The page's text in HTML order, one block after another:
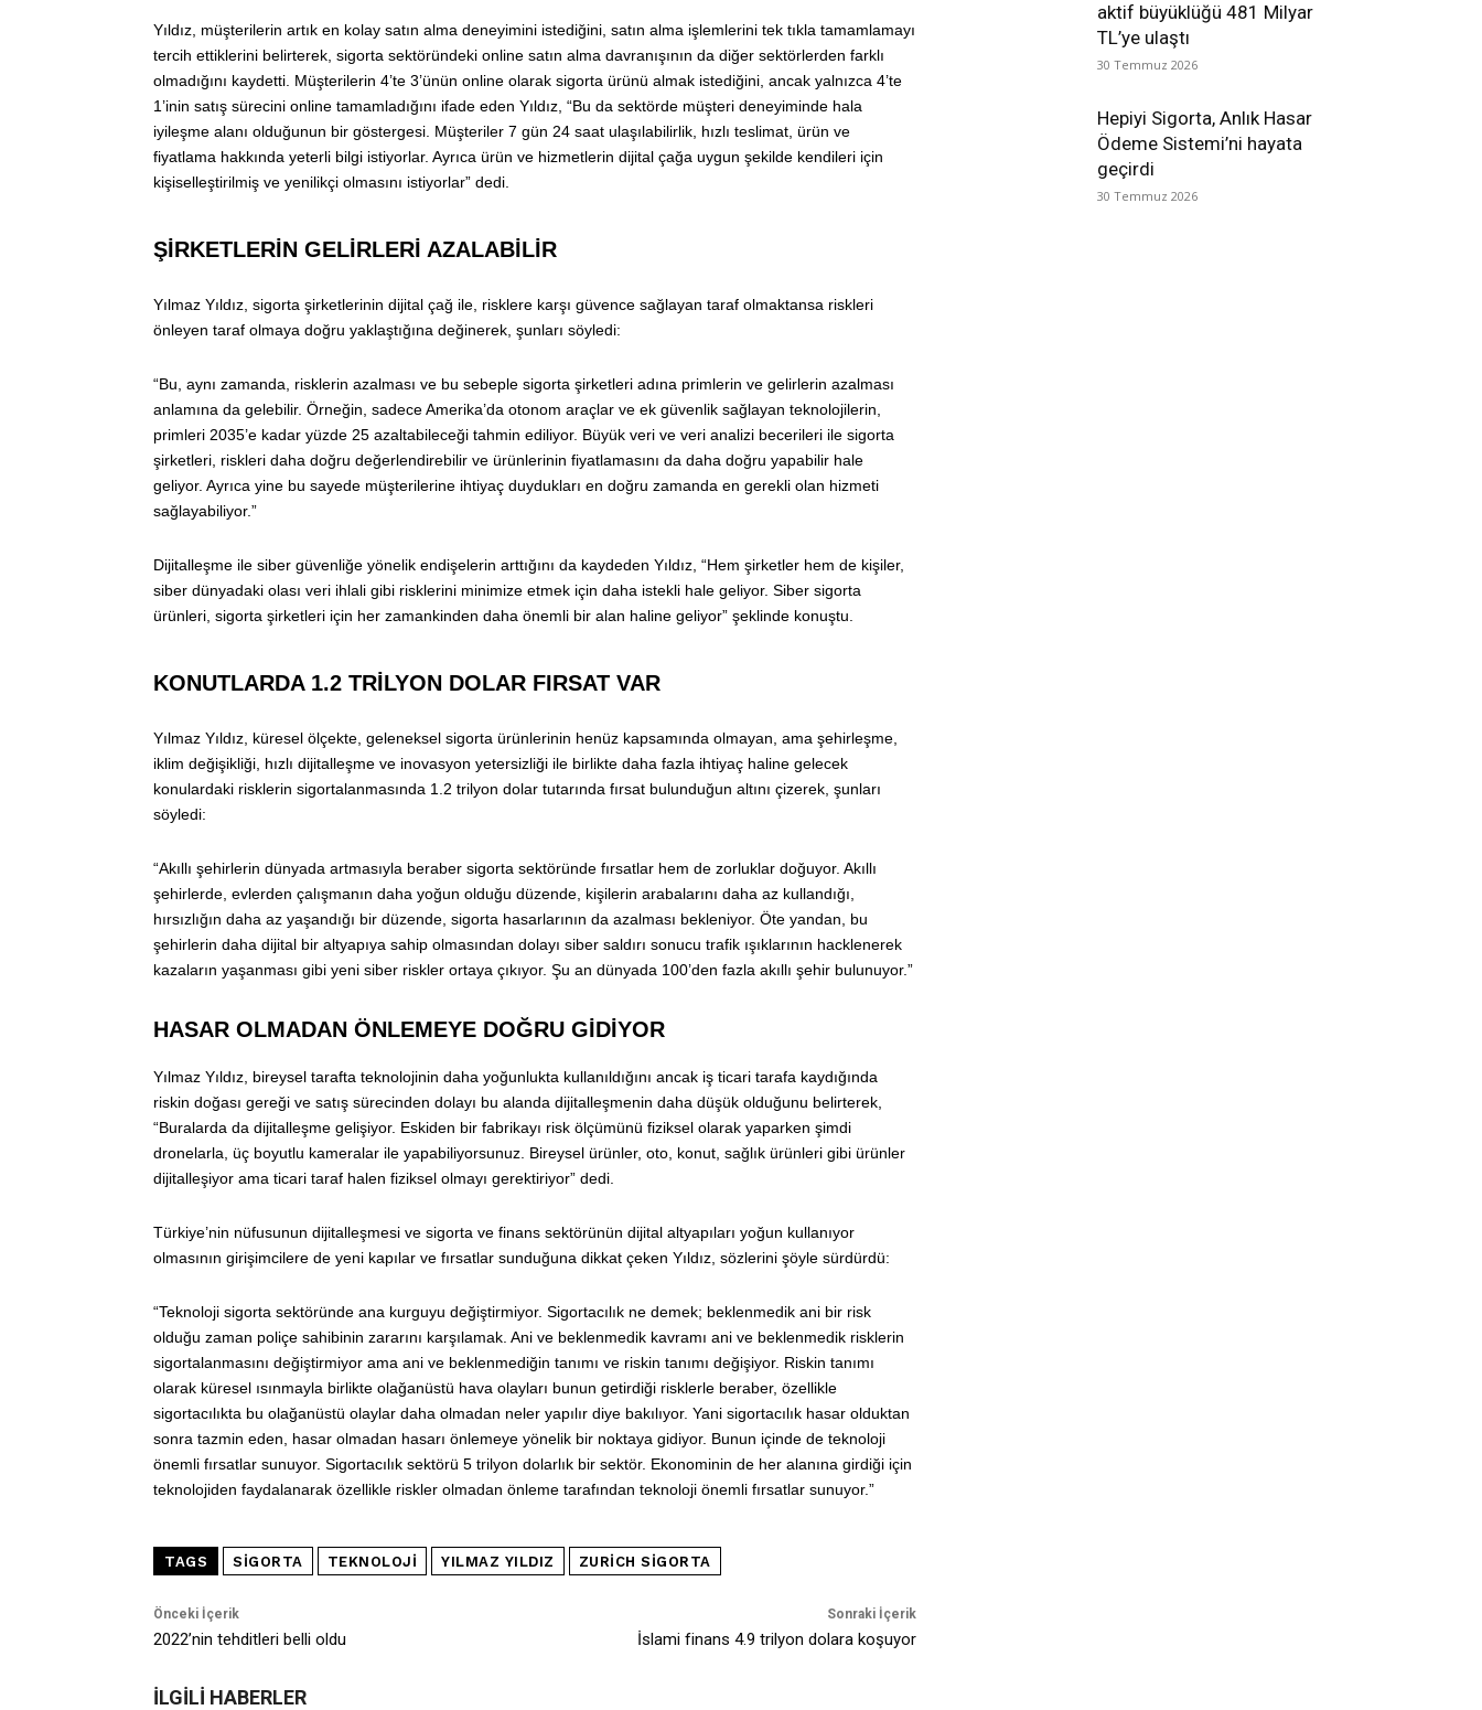
aktif büyüklüğü 481 Milyar
TL’ye ulaştı
30 Temmuz 2026
Hepiyi Sigorta, Anlık Hasar
Ödeme Sistemi’ni hayata
geçirdi
30 Temmuz 2026
Yıldız, müşterilerin artık en kolay satın alma deneyimini istediğini, satın alma işlemlerini tek tıkla tamamlamayı
tercih ettiklerini belirterek, sigorta sektöründeki online satın alma davranışının da diğer sektörlerden farklı
olmadığını kaydetti. Müşterilerin 4’te 3’ünün online olarak sigorta ürünü almak istediğini, ancak yalnızca 4’te
1’inin satış sürecini online tamamladığını ifade eden Yıldız, “Bu da sektörde müşteri deneyiminde hala
iyileşme alanı olduğunun bir göstergesi. Müşteriler 7 gün 24 saat ulaşılabilirlik, hızlı teslimat, ürün ve
fiyatlama hakkında yeterli bilgi istiyorlar. Ayrıca ürün ve hizmetlerin dijital çağa uygun şekilde kendileri için
kişiselleştirilmiş ve yenilikçi olmasını istiyorlar” dedi.
ŞİRKETLERİN GELİRLERİ AZALABİLİR
Yılmaz Yıldız, sigorta şirketlerinin dijital çağ ile, risklere karşı güvence sağlayan taraf olmaktansa riskleri
önleyen taraf olmaya doğru yaklaştığına değinerek, şunları söyledi:
“Bu, aynı zamanda, risklerin azalması ve bu sebeple sigorta şirketleri adına primlerin ve gelirlerin azalması
anlamına da gelebilir. Örneğin, sadece Amerika’da otonom araçlar ve ek güvenlik sağlayan teknolojilerin,
primleri 2035’e kadar yüzde 25 azaltabileceği tahmin ediliyor. Büyük veri ve veri analizi becerileri ile sigorta
şirketleri, riskleri daha doğru değerlendirebilir ve ürünlerinin fiyatlamasını da daha doğru yapabilir hale
geliyor. Ayrıca yine bu sayede müşterilerine ihtiyaç duydukları en doğru zamanda en gerekli olan hizmeti
sağlayabiliyor.”
Dijitalleşme ile siber güvenliğe yönelik endişelerin arttığını da kaydeden Yıldız, “Hem şirketler hem de kişiler,
siber dünyadaki olası veri ihlali gibi risklerini minimize etmek için daha istekli hale geliyor. Siber sigorta
ürünleri, sigorta şirketleri için her zamankinden daha önemli bir alan haline geliyor” şeklinde konuştu.
KONUTLARDA 1.2 TRİLYON DOLAR FIRSAT VAR
Yılmaz Yıldız, küresel ölçekte, geleneksel sigorta ürünlerinin henüz kapsamında olmayan, ama şehirleşme,
iklim değişikliği, hızlı dijitalleşme ve inovasyon yetersizliği ile birlikte daha fazla ihtiyaç haline gelecek
konulardaki risklerin sigortalanmasında 1.2 trilyon dolar tutarında fırsat bulunduğun altını çizerek, şunları
söyledi:
“Akıllı şehirlerin dünyada artmasıyla beraber sigorta sektöründe fırsatlar hem de zorluklar doğuyor. Akıllı
şehirlerde, evlerden çalışmanın daha yoğun olduğu düzende, kişilerin arabalarını daha az kullandığı,
hırsızlığın daha az yaşandığı bir düzende, sigorta hasarlarının da azalması bekleniyor. Öte yandan, bu
şehirlerin daha dijital bir altyapıya sahip olmasından dolayı siber saldırı sonucu trafik ışıklarının hacklenerek
kazaların yaşanması gibi yeni siber riskler ortaya çıkıyor. Şu an dünyada 100’den fazla akıllı şehir bulunuyor.”
HASAR OLMADAN ÖNLEMEYE DOĞRU GİDİYOR
Yılmaz Yıldız, bireysel tarafta teknolojinin daha yoğunlukta kullanıldığını ancak iş ticari tarafa kaydığında
riskin doğası gereği ve satış sürecinden dolayı bu alanda dijitalleşmenin daha düşük olduğunu belirterek,
“Buralarda da dijitalleşme gelişiyor. Eskiden bir fabrikayı risk ölçümünü fiziksel olarak yaparken şimdi
dronelarla, üç boyutlu kameralar ile yapabiliyorsunuz. Bireysel ürünler, oto, konut, sağlık ürünleri gibi ürünler
dijitalleşiyor ama ticari taraf halen fiziksel olmayı gerektiriyor” dedi.
Türkiye’nin nüfusunun dijitalleşmesi ve sigorta ve finans sektörünün dijital altyapıları yoğun kullanıyor
olmasının girişimcilere de yeni kapılar ve fırsatlar sunduğuna dikkat çeken Yıldız, sözlerini şöyle sürdürdü:
“Teknoloji sigorta sektöründe ana kurguyu değiştirmiyor. Sigortacılık ne demek; beklenmedik ani bir risk
olduğu zaman poliçe sahibinin zararını karşılamak. Ani ve beklenmedik kavramı ani ve beklenmedik risklerin
sigortalanmasını değiştirmiyor ama ani ve beklenmediğin tanımı ve riskin tanımı değişiyor. Riskin tanımı
olarak küresel ısınmayla birlikte olağanüstü hava olayları bunun getirdiği risklerle beraber, özellikle
sigortacılıkta bu olağanüstü olaylar daha olmadan neler yapılır diye bakılıyor. Yani sigortacılık hasar olduktan
sonra tazmin eden, hasar olmadan hasarı önlemeye yönelik bir noktaya gidiyor. Bunun içinde de teknoloji
önemli fırsatlar sunuyor. Sigortacılık sektörü 5 trilyon dolarlık bir sektör. Ekonominin de her alanına girdiği için
teknolojiden faydalanarak özellikle riskler olmadan önleme tarafından teknoloji önemli fırsatlar sunuyor.”
TAGS SIGORTA TEKNOLOJI YILMAZ YILDIZ ZURICH SIGORTA
Önceki İçerik
2022’nin tehditleri belli oldu
Sonraki İçerik
İslami finans 4.9 trilyon dolara koşuyor
İLGİLİ HABERLER